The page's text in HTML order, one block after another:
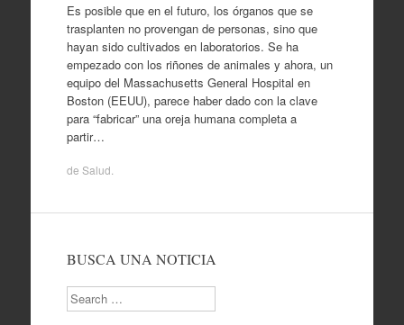
Es posible que en el futuro, los órganos que se
trasplanten no provengan de personas, sino que
hayan sido cultivados en laboratorios. Se ha
empezado con los riñones de animales y ahora, un
equipo del Massachusetts General Hospital en
Boston (EEUU), parece haber dado con la clave
para “fabricar” una oreja humana completa a
partir…
de Salud
BUSCA UNA NOTICIA
Search